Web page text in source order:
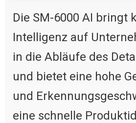
Die SM-6000 AI bringt
Intelligenz auf
in die Abläufe des
und bietet eine hohe
und
eine schnelle